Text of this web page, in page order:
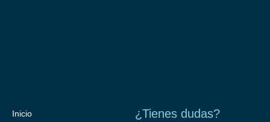
Inicio
¿Tienes dudas?